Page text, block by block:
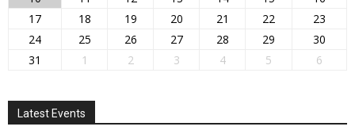
17
18 19 20 21 22
23
24
25 26 27 28 29
30
31
1 2 3 4 5 6
Latest Events